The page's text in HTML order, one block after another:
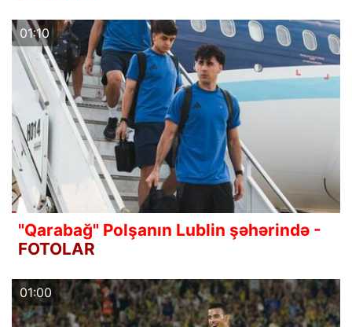
01:10
"Qarabağ" Polşanın Lublin şəhərində -
FOTOLAR
01:00